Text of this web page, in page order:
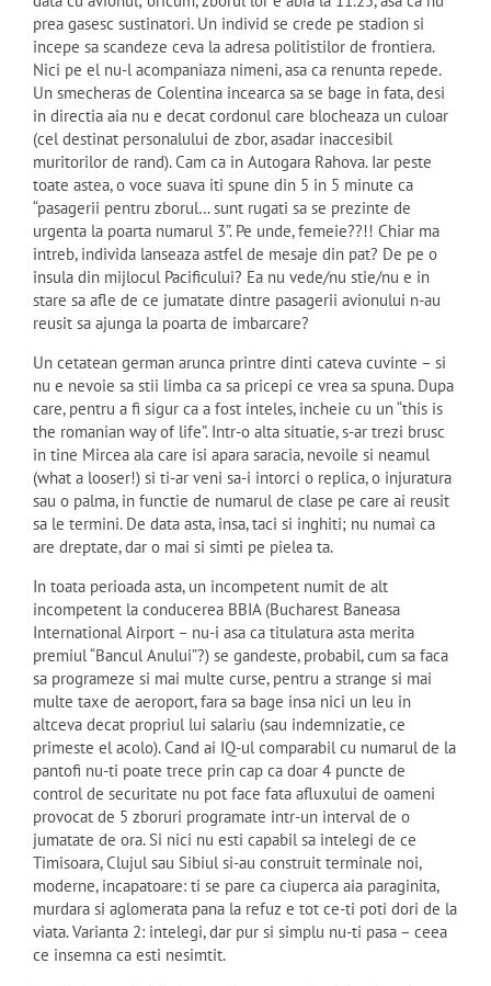
prea gasesc sustinatori. Un individ se crede pe stadion si
incepe sa scandeze ceva la adresa politistilor de frontiera.
Nici pe el nu-l acompaniaza nimeni, asa ca renunta repede.
Un smecheras de Colentina incearca sa se bage in fata, desi
in directia aia nu e decat cordonul care blocheaza un culoar
(cel destinat personalului de zbor, asadar inaccesibil
muritorilor de rand). Cam ca in Autogara Rahova. Iar peste
toate astea, o voce suava iti spune din 5 in 5 minute ca
“pasagerii pentru zborul… sunt rugati sa se prezinte de
urgenta la poarta numarul 3”. Pe unde, femeie??!! Chiar ma
intreb, individa lanseaza astfel de mesaje din pat? De pe o
insula din mijlocul Pacificului? Ea nu vede/nu stie/nu e in
stare sa afle de ce jumatate dintre pasagerii avionului n-au
reusit sa ajunga la poarta de imbarcare?
Un cetatean german arunca printre dinti cateva cuvinte – si
nu e nevoie sa stii limba ca sa pricepi ce vrea sa spuna. Dupa
care, pentru a fi sigur ca a fost inteles, incheie cu un “this is
the romanian way of life”. Intr-o alta situatie, s-ar trezi brusc
in tine Mircea ala care isi apara saracia, nevoile si neamul
(what a looser!) si ti-ar veni sa-i intorci o replica, o injuratura
sau o palma, in functie de numarul de clase pe care ai reusit
sa le termini. De data asta, insa, taci si inghiti; nu numai ca
are dreptate, dar o mai si simti pe pielea ta.
In toata perioada asta, un incompetent numit de alt
incompetent la conducerea BBIA (Bucharest Baneasa
International Airport – nu-i asa ca titulatura asta merita
premiul “Bancul Anului”?) se gandeste, probabil, cum sa faca
sa programeze si mai multe curse, pentru a strange si mai
multe taxe de aeroport, fara sa bage insa nici un leu in
altceva decat propriul lui salariu (sau indemnizatie, ce
primeste el acolo). Cand ai IQ-ul comparabil cu numarul de la
pantofi nu-ti poate trece prin cap ca doar 4 puncte de
control de securitate nu pot face fata afluxului de oameni
provocat de 5 zboruri programate intr-un interval de o
jumatate de ora. Si nici nu esti capabil sa intelegi de ce
Timisoara, Clujul sau Sibiul si-au construit terminale noi,
moderne, incapatoare: ti se pare ca ciuperca aia paraginita,
murdara si aglomerata pana la refuz e tot ce-ti poti dori de la
viata. Varianta 2: intelegi, dar pur si simplu nu-ti pasa – ceea
ce insemna ca esti nesimtit.